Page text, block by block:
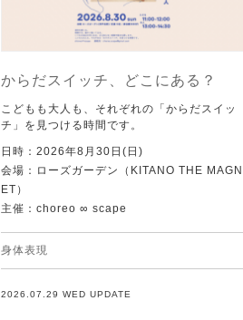
からだスイッチ、どこにある？
こどもも大人も、それぞれの「からだスイッ
チ」を見つける時間です。
日時：2026年8月30日(日)
会場：ローズガーデン（KITANO THE MAGN
ET）
主催：choreo ∞ scape
身体表現
2026.07.29 WED UPDATE